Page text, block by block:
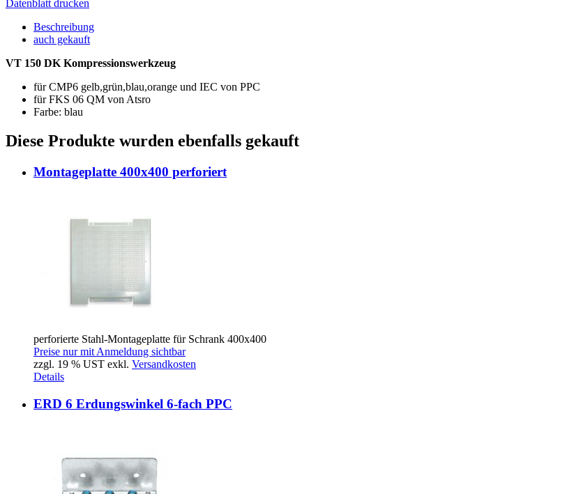
Datenblatt drucken
Beschreibung
auch gekauft
VT 150 DK Kompressionswerkzeug
für CMP6 gelb,grün,blau,orange und IEC von PPC
für FKS 06 QM von Atsro
Farbe: blau
Diese Produkte wurden ebenfalls gekauft
Montageplatte 400x400 perforiert
perforierte Stahl-Montageplatte für Schrank 400x400
Preise nur mit Anmeldung sichtbar
zzgl. 19 % UST exkl. Versandkosten
Details
ERD 6 Erdungswinkel 6-fach PPC